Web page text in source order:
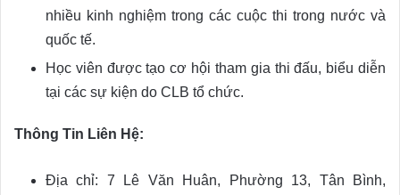
nhiều kinh nghiệm trong các cuộc thi trong nước và
quốc tế.
Học viên được tạo cơ hội tham gia thi đấu, biểu diễn
tại các sự kiện do CLB tổ chức.
Thông Tin Liên Hệ:
Địa chỉ: 7 Lê Văn Huân, Phường 13, Tân Bình,